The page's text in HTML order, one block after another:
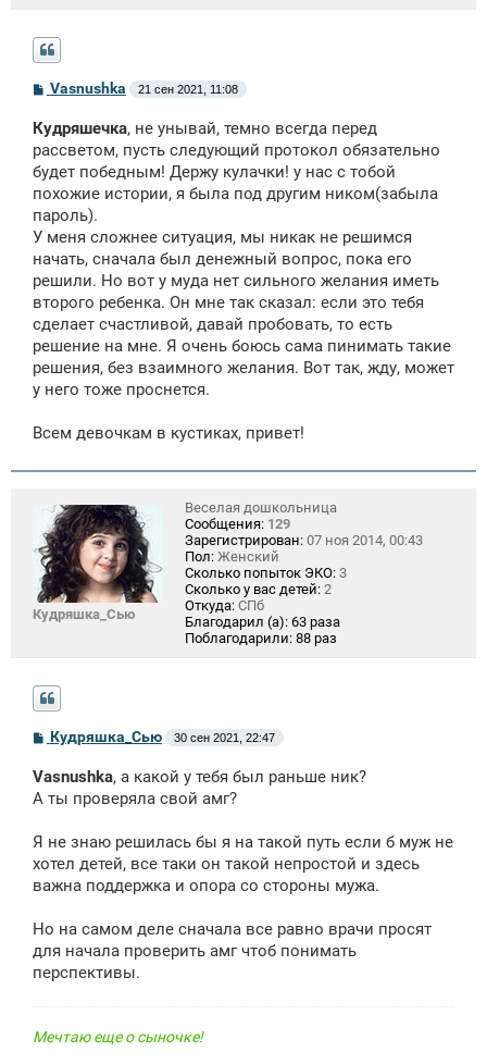
С
б
щ
н
и
Vasnushka 21 сен 2021, 11:08
Кудряшечка, не унывай, темно всегда перед
рассветом, пусть следующий протокол обязательно
будет победным! Держу кулачки! у нас с тобой
похожие истории, я была под другим ником(забыла
пароль).
У меня сложнее ситуация, мы никак не решимся
начать, сначала был денежный вопрос, пока его
решили. Но вот у муда нет сильного желания иметь
второго ребенка. Он мне так сказал: если это тебя
сделает счастливой, давай пробовать, то есть
решение на мне. Я очень боюсь сама пинимать такие
решения, без взаимного желания. Вот так, жду, может
у него тоже проснется.
Всем девочкам в кустиках, привет!
Кудряшка_Сью
Веселая дошкольница
Сообщения: 129
Зарегистрирован: 07 ноя 2014, 00:43
Пол: Женский
Сколько попыток ЭКО: 3
Сколько у вас детей: 2
Откуда: СПб
Благодарил (а): 63 раза
Поблагодарили: 88 раз
С
б
щ
и
Кудряшка_Сью 30 сен 2021, 22:47
Vasnushka, а какой у тебя был раньше ник?
А ты проверяла свой амг?
Я не знаю решилась бы я на такой путь если б муж не
хотел детей, все таки он такой непростой и здесь
важна поддержка и опора со стороны мужа.
Но на самом деле сначала все равно врачи просят
для начала проверить амг чтоб понимать
перспективы.
Мечтаю еще о сыночке!